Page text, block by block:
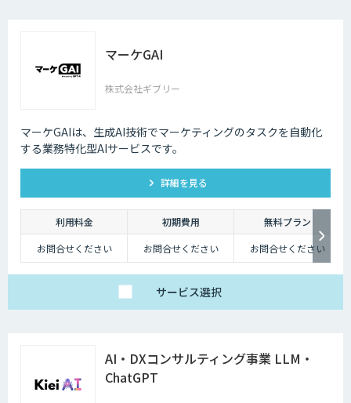
マーケGAI
株式会社ギブリー
マーケGAIは、生成AI技術でマーケティングのタスクを自動化
する業務特化型AIサービスです。
詳細を見る
利用料金 初期費用
無料プラン
お問合せください
お問合せください お問合せください
サービス選択
AI・DXコンサルティング事業 LLM・
ChatGPT